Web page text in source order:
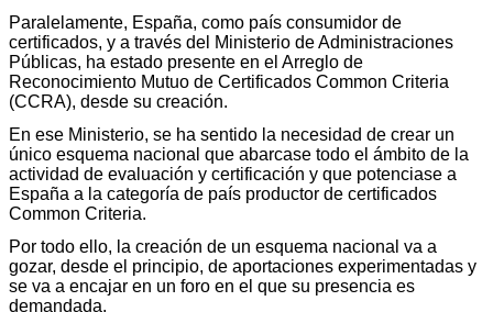
Paralelamente, España, como país consumidor de
certificados, y a través del Ministerio de Administraciones
Públicas, ha estado presente en el Arreglo de
Reconocimiento Mutuo de Certificados Common Criteria
(CCRA), desde su creación.
En ese Ministerio, se ha sentido la necesidad de crear un
único esquema nacional que abarcase todo el ámbito de la
actividad de evaluación y certificación y que potenciase a
España a la categoría de país productor de certificados
Common Criteria.
Por todo ello, la creación de un esquema nacional va a
gozar, desde el principio, de aportaciones experimentadas y
se va a encajar en un foro en el que su presencia es
demandada.